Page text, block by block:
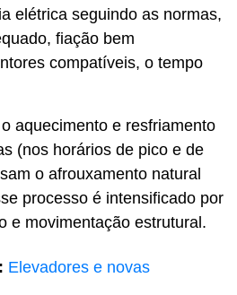
elétrica seguindo as normas,
fiação bem
compatíveis, o tempo
aquecimento e resfriamento
(nos horários de pico e de
o afrouxamento natural
processo é intensificado por
e movimentação estrutural.
Elevadores e novas